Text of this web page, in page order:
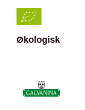
Økologisk